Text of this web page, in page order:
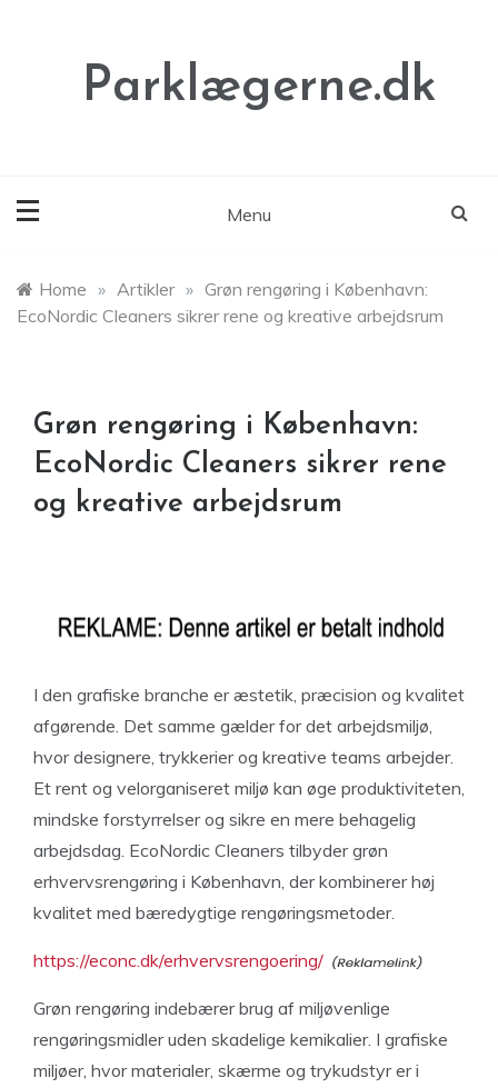
Parklægerne.dk
Menu
Home » Artikler » Grøn rengøring i København:
EcoNordic Cleaners sikrer rene og kreative arbejdsrum
Grøn rengøring i København:
EcoNordic Cleaners sikrer rene
og kreative arbejdsrum
I den grafiske branche er æstetik, præcision og kvalitet
afgørende. Det samme gælder for det arbejdsmiljø,
hvor designere, trykkerier og kreative teams arbejder.
Et rent og velorganiseret miljø kan øge produktiviteten,
mindske forstyrrelser og sikre en mere behagelig
arbejdsdag. EcoNordic Cleaners tilbyder grøn
erhvervsrengøring i København, der kombinerer høj
kvalitet med bæredygtige rengøringsmetoder.
https://econc.dk/erhvervsrengoering/
Grøn rengøring indebærer brug af miljøvenlige
rengøringsmidler uden skadelige kemikalier. I grafiske
miljøer, hvor materialer, skærme og trykudstyr er i